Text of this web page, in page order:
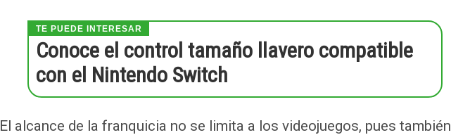
Conoce el control tamaño llavero compatible
con el Nintendo Switch
El alcance de la franquicia no se limita a los videojuegos, pues también